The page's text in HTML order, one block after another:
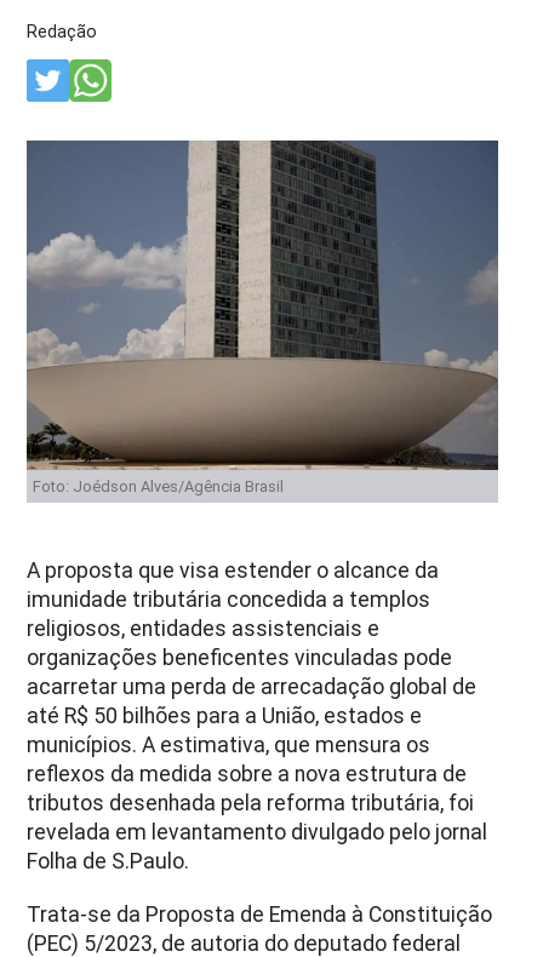
Redação
Foto: Joédson Alves/Agência Brasil
A proposta que visa estender o alcance da
imunidade tributária concedida a templos
religiosos, entidades assistenciais e
organizações beneficentes vinculadas pode
acarretar uma perda de arrecadação global de
até R$ 50 bilhões para a União, estados e
municípios. A estimativa, que mensura os
reflexos da medida sobre a nova estrutura de
tributos desenhada pela reforma tributária, foi
revelada em levantamento divulgado pelo jornal
Folha de S.Paulo.
Trata-se da Proposta de Emenda à Constituição
(PEC) 5/2023, de autoria do deputado federal